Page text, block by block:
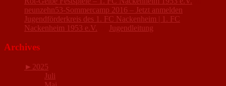
neunzehn53-Sommercamp 2016 – Jetzt anmelden
Jugendförderkreis des 1. FC Nackenheim | 1. FC
Nackenheim 1953 e.V.
Jugendleitung
Archives
► 2025
Juli